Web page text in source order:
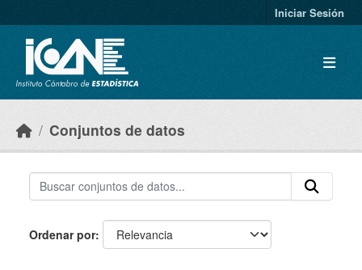
Iniciar Sesión
Conjuntos de datos
Ordenar por